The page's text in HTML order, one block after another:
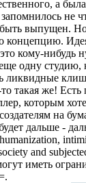
а
выпущен.
концепцию.
кому-
одну студию,
же!
которым
дальше -
and
иметь